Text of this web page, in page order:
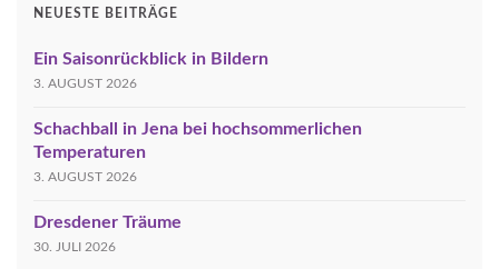
NEUESTE BEITRÄGE
Ein Saisonrückblick in Bildern
3. AUGUST 2026
Schachball in Jena bei hochsommerlichen
Temperaturen
3. AUGUST 2026
Dresdener Träume
30. JULI 2026